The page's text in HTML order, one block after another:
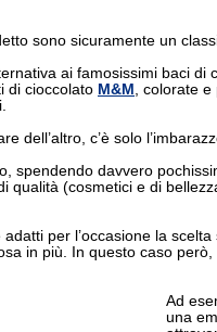
sono sicuramente un
ai famosissimi baci di
di cioccolato M&M , colorate
dell’altro, c’è solo
spendendo davvero
qualità (cosmetici e di
per l’occasione la scelta
in più. In questo caso però,
Ad
una